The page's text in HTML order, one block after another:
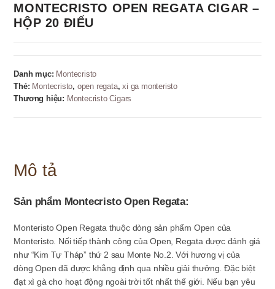
MONTECRISTO OPEN REGATA CIGAR –
HỘP 20 ĐIẾU
Danh mục: Montecristo
Thẻ: Montecristo, open regata,xi ga monteristo
Thương hiệu: Montecristo Cigars
Mô tả
Sản phẩm Montecristo Open Regata:
Monteristo Open Regata thuộc dòng sản phẩm Open của
Monteristo. Nối tiếp thành công của Open, Regata được đánh giá
như “Kim Tự Tháp” thứ 2 sau Monte No.2. Với hương vị của
dòng Open đã được khẳng định qua nhiều giải thưởng. Đặc biệt
đạt xì gà cho hoạt động ngoài trời tốt nhất thế giới. Nếu bạn yêu